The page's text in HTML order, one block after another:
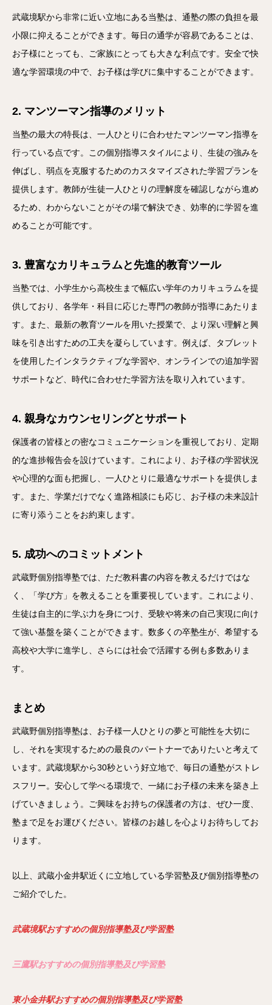
武蔵境駅から非常に近い立地にある当塾は、通塾の際の負担を最
小限に抑えることができます。毎日の通学が容易であることは、
お子様にとっても、ご家族にとっても大きな利点です。安全で快
適な学習環境の中で、お子様は学びに集中することができます。
2. マンツーマン指導のメリット
当塾の最大の特長は、一人ひとりに合わせたマンツーマン指導を
行っている点です。この個別指導スタイルにより、生徒の強みを
伸ばし、弱点を克服するためのカスタマイズされた学習プランを
提供します。教師が生徒一人ひとりの理解度を確認しながら進め
るため、わからないことがその場で解決でき、効率的に学習を進
めることが可能です。
3. 豊富なカリキュラムと先進的教育ツール
当塾では、小学生から高校生まで幅広い学年のカリキュラムを提
供しており、各学年・科目に応じた専門の教師が指導にあたりま
す。また、最新の教育ツールを用いた授業で、より深い理解と興
味を引き出すための工夫を凝らしています。例えば、タブレット
を使用したインタラクティブな学習や、オンラインでの追加学習
サポートなど、時代に合わせた学習方法を取り入れています。
4. 親身なカウンセリングとサポート
保護者の皆様との密なコミュニケーションを重視しており、定期
的な進捗報告会を設けています。これにより、お子様の学習状況
や心理的な面も把握し、一人ひとりに最適なサポートを提供しま
す。また、学業だけでなく進路相談にも応じ、お子様の未来設計
に寄り添うことをお約束します。
5. 成功へのコミットメント
武蔵野個別指導塾では、ただ教科書の内容を教えるだけではな
く、「学び方」を教えることを重要視しています。これにより、
生徒は自主的に学ぶ力を身につけ、受験や将来の自己実現に向け
て強い基盤を築くことができます。数多くの卒塾生が、希望する
高校や大学に進学し、さらには社会で活躍する例も多数ありま
す。
まとめ
武蔵野個別指導塾は、お子様一人ひとりの夢と可能性を大切に
し、それを実現するための最良のパートナーでありたいと考えて
います。武蔵境駅から30秒という好立地で、毎日の通塾がストレ
スフリー。安心して学べる環境で、一緒にお子様の未来を築き上
げていきましょう。ご興味をお持ちの保護者の方は、ぜひ一度、
塾まで足をお運びください。皆様のお越しを心よりお待ちしてお
ります。
以上、武蔵小金井駅近くに立地している学習塾及び個別指導塾の
ご紹介でした。
武蔵境駅おすすめの個別指導塾及び学習塾
三鷹駅おすすめの個別指導塾及び学習塾
東小金井駅おすすめの個別指導塾及び学習塾